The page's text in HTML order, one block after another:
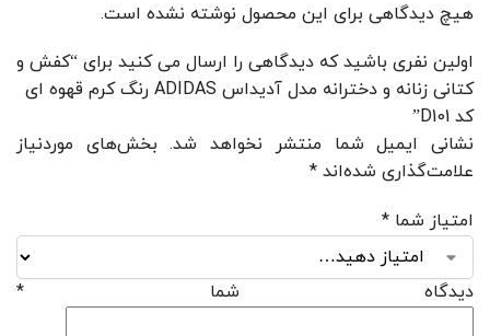
هیچ دیدگاهی برای این محصول نوشته نشده است.
اولین نفری باشید که دیدگاهی را ارسال می کنید برای “کفش و
کتانی زنانه و دخترانه مدل آدیداس ADIDAS رنگ کرم قهوه ای
کد D101”
نشانی ایمیل شما منتشر نخواهد شد. بخش‌های موردنیاز
علامت‌گذاری شده‌اند *
امتیاز شما *
دیدگاه شما *